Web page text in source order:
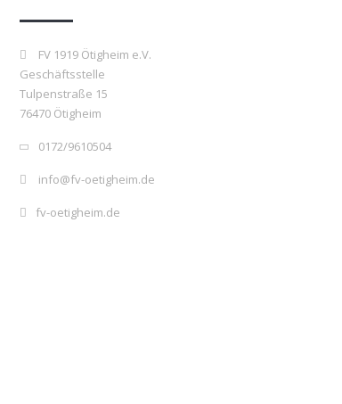
FV 1919 Ötigheim e.V.
Geschäftsstelle
Tulpenstraße 15
76470 Ötigheim
0172/9610504
info@fv-oetigheim.de
fv-oetigheim.de